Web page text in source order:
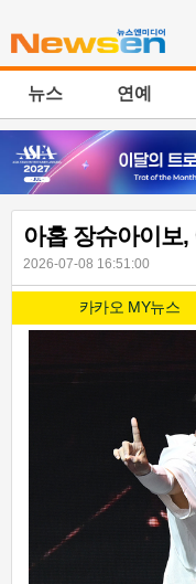
뉴스 연예
아홉 장슈아이보
2026-07-08 16:51:00
카카오 MY뉴스